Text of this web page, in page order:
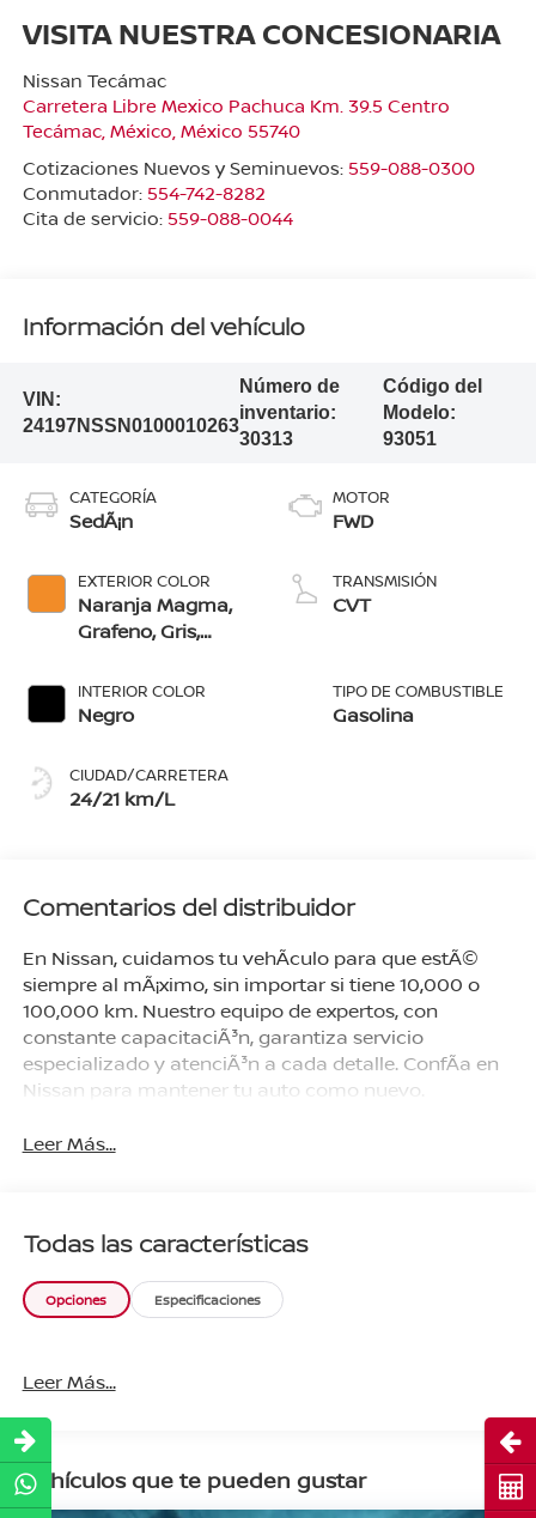
VISITA NUESTRA CONCESIONARIA
Nissan Tecámac
Carretera Libre Mexico Pachuca Km. 39.5 Centro
Tecámac, México , México 55740
Cotizaciones Nuevos y Seminuevos: 559-088-0300
Conmutador: 554-742-8282
Cita de servicio: 559-088-0044
Información del vehículo
VIN:
24197NSSN0100010263
Número de
inventario:
30313
Código del
Modelo:
93051
CATEGORÍA
SedÃ¡n
EXTERIOR COLOR
Naranja Magma,
Grafeno, Gris,
Burdeos, Blanco
Perlado, Azul
Perlado/Negro,
Grafeno/Negro,
Azul
Magma/Negro
INTERIOR COLOR
Negro
CIUDAD/CARRETERA
24/21 km/L
MOTOR
FWD
TRANSMISIÓN
CVT
TIPO DE COMBUSTIBLE
Gasolina
Comentarios del distribuidor
En Nissan, cuidamos tu vehÃ­culo para que estÃ©
siempre al mÃ¡ximo, sin importar si tiene 10,000 o
100,000 km. Nuestro equipo de expertos, con
constante capacitaciÃ³n, garantiza servicio
especializado y atenciÃ³n a cada detalle. ConfÃ­a en
Nissan para mantener tu auto como nuevo.
Leer Más...
Todas las características
Opciones Especificaciones
Leer Más...
Vehículos que te pueden gustar